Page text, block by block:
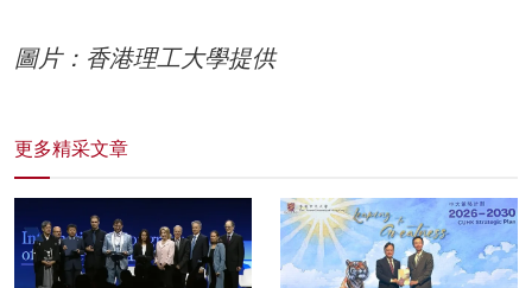
圖片：香港理工大學提供
更多精采文章